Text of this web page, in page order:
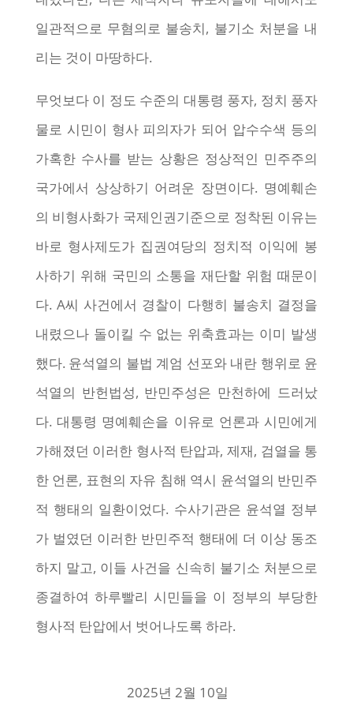
일관적으로 무혐의로 불송치, 불기소 처분을 내
리는 것이 마땅하다.
무엇보다 이 정도 수준의 대통령 풍자, 정치 풍자
물로 시민이 형사 피의자가 되어 압수수색 등의
가혹한 수사를 받는 상황은 정상적인 민주주의
국가에서 상상하기 어려운 장면이다. 명예훼손
의 비형사화가 국제인권기준으로 정착된 이유는
바로 형사제도가 집권여당의 정치적 이익에 봉
사하기 위해 국민의 소통을 재단할 위험 때문이
다. A씨 사건에서 경찰이 다행히 불송치 결정을
내렸으나 돌이킬 수 없는 위축효과는 이미 발생
했다. 윤석열의 불법 계엄 선포와 내란 행위로 윤
석열의 반헌법성, 반민주성은 만천하에 드러났
다. 대통령 명예훼손을 이유로 언론과 시민에게
가해졌던 이러한 형사적 탄압과, 제재, 검열을 통
한 언론, 표현의 자유 침해 역시 윤석열의 반민주
적 행태의 일환이었다. 수사기관은 윤석열 정부
가 벌였던 이러한 반민주적 행태에 더 이상 동조
하지 말고, 이들 사건을 신속히 불기소 처분으로
종결하여 하루빨리 시민들을 이 정부의 부당한
형사적 탄압에서 벗어나도록 하라.
2025년 2월 10일